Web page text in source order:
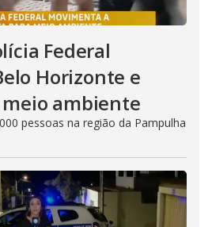
Federal
Horizonte e
ambiente
pessoas na região da Pampulha